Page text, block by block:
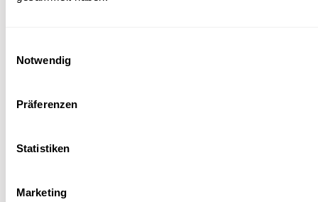
Notwendig
Präferenzen
Statistiken
Marketing